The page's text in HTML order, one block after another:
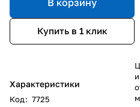
Купить в 1 клик
Характеристики
Код: 7725